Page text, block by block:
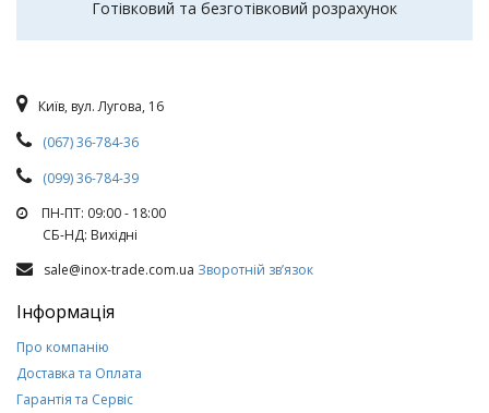
Готівковий та безготівковий розрахунок
Київ, вул. Лугова, 16
(067) 36-784-36
(099) 36-784-39
ПН-ПТ: 09:00 - 18:00
СБ-НД: Вихiднi
sale@inox-trade.com.ua Зворотній зв’язок
Інформація
Про компанію
Доставка та Оплата
Гарантія та Сервіс